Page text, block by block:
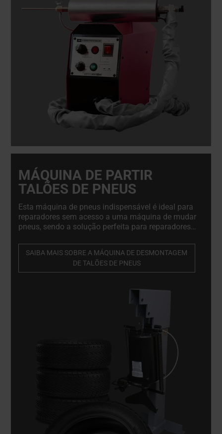
MÁQUINA DE PARTIR
TALÕES DE PNEUS
Esta máquina de pneus indispensável é ideal para
reparadores sem acesso a uma máquina de mudar
pneus, sendo a solução perfeita para reparadores
de partir talões de pneus profissional e de alta
qualidade. Indispensável para reparadores de
jantes de liga leve e oficinas de pneus.
SAIBA MAIS SOBRE A MÁQUINA DE DESMONTAGEM
DE TALÕES DE PNEUS